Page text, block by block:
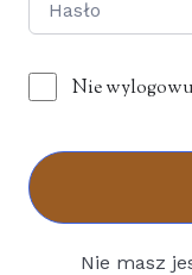
Nie
Nie masz